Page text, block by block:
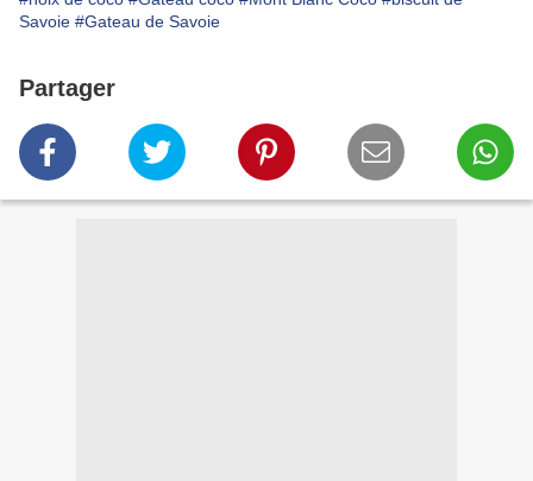
Savoie #Gateau de Savoie
Partager